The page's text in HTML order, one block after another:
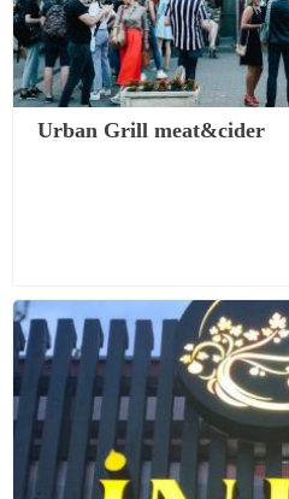
Urban Grill meat&cider